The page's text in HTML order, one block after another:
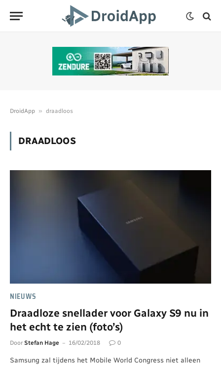
DroidApp » draadloos
DRAADLOOS
NIEUWS
Draadloze snellader voor Galaxy S9 nu in
het echt te zien (foto’s)
Door Stefan Hage 16/02/2018 0
Samsung zal tijdens het Mobile World Congress niet alleen